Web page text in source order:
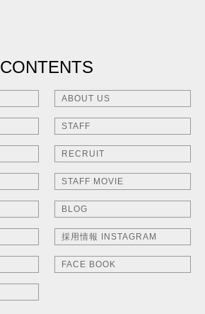
CONTENTS
ABOUT US
STAFF
RECRUIT
STAFF MOVIE
BLOG
採用情報 INSTAGRAM
FACE BOOK